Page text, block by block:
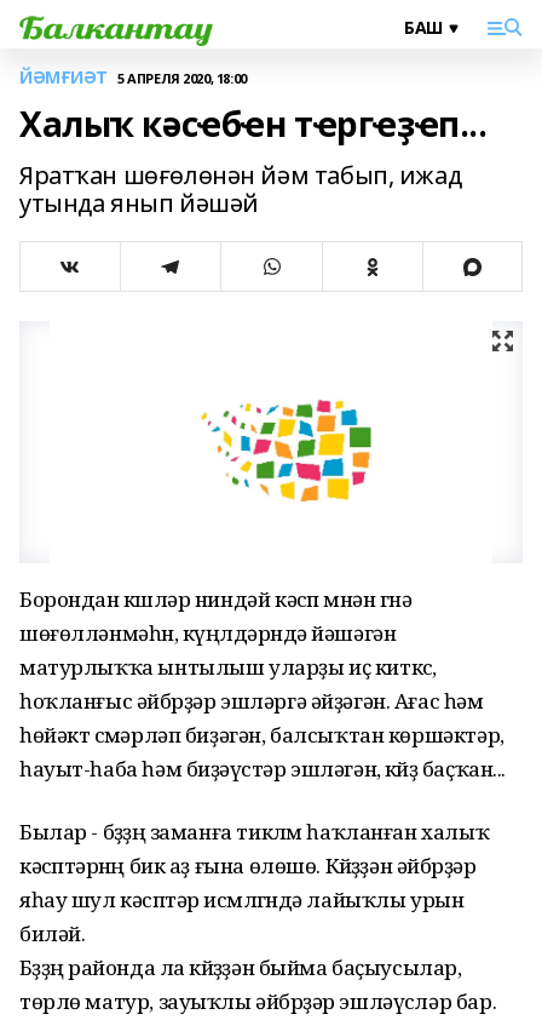
ЙӘМҒИӘТ 5 АПРЕЛЯ 2020, 18:00
Халыҡ кәсҽбҽн тҽргҽҙҽп...
Яратҡан шөғөлөнән йәм табып, ижад
утында янып йәшәй
Борондан кҽшҽләр ниндәй кәсҽп мҽнән гҽнә
шөғөлләнмәһҽн, күңҽлдәрҽндә йәшәгән
матурлыҡҡа ынтылыш уларҙы иҫ киткҽс,
һоҡланғыс әйбҽрҙәр эшләргә әйҙәгән. Ағас һәм
һөйәктҽ сҽмәрләп биҙәгән, балсыҡтан көршәктәр,
һауыт-һаба һәм биҙәүҽстәр эшләгән, кҽйҽҙ баҫҡан...
Былар - бҽҙҙҽң заманға тиклҽм һаҡланған халыҡ
кәсҽптәрҽнҽң бик аҙ ғына өлөшө. Кҽйҽҙҙән әйбҽрҙәр
яһау шул кәсҽптәр исҽмлҽгҽндә лайыҡлы урын
биләй.
Бҽҙҙҽң районда ла кҽйҽҙҙән быйма баҫыусылар,
төрлө матур, зауыҡлы әйбҽрҙәр эшләүсҽләр бар.